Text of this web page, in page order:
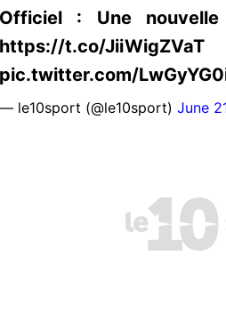
Officiel : Une
https://t.co/JiiWigZVaT
pic.twitter.com/
— le10sport (@le10sport) June